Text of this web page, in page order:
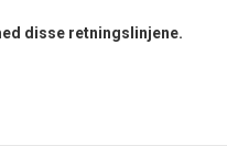
disse retningslinjene.